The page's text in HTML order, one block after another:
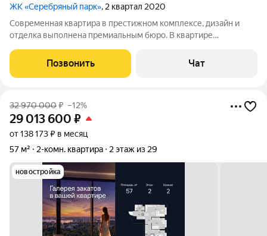
ЖК «Серебряный парк», 2 квартал 2020
Современная квартира в престижном комплексе, дизайн и
отделка выполнена премиальным бюро. В квартире
хранение разведены в отдельные помещения, предусмотрены
два самостоятельных санузла. К квартире
Позвонить Чат
32 970 000₽ –12%
29 013 600 ₽
от 138 173 ₽ в месяц
57 м²
2-комн. квартира 2 этаж из 29
новостройка